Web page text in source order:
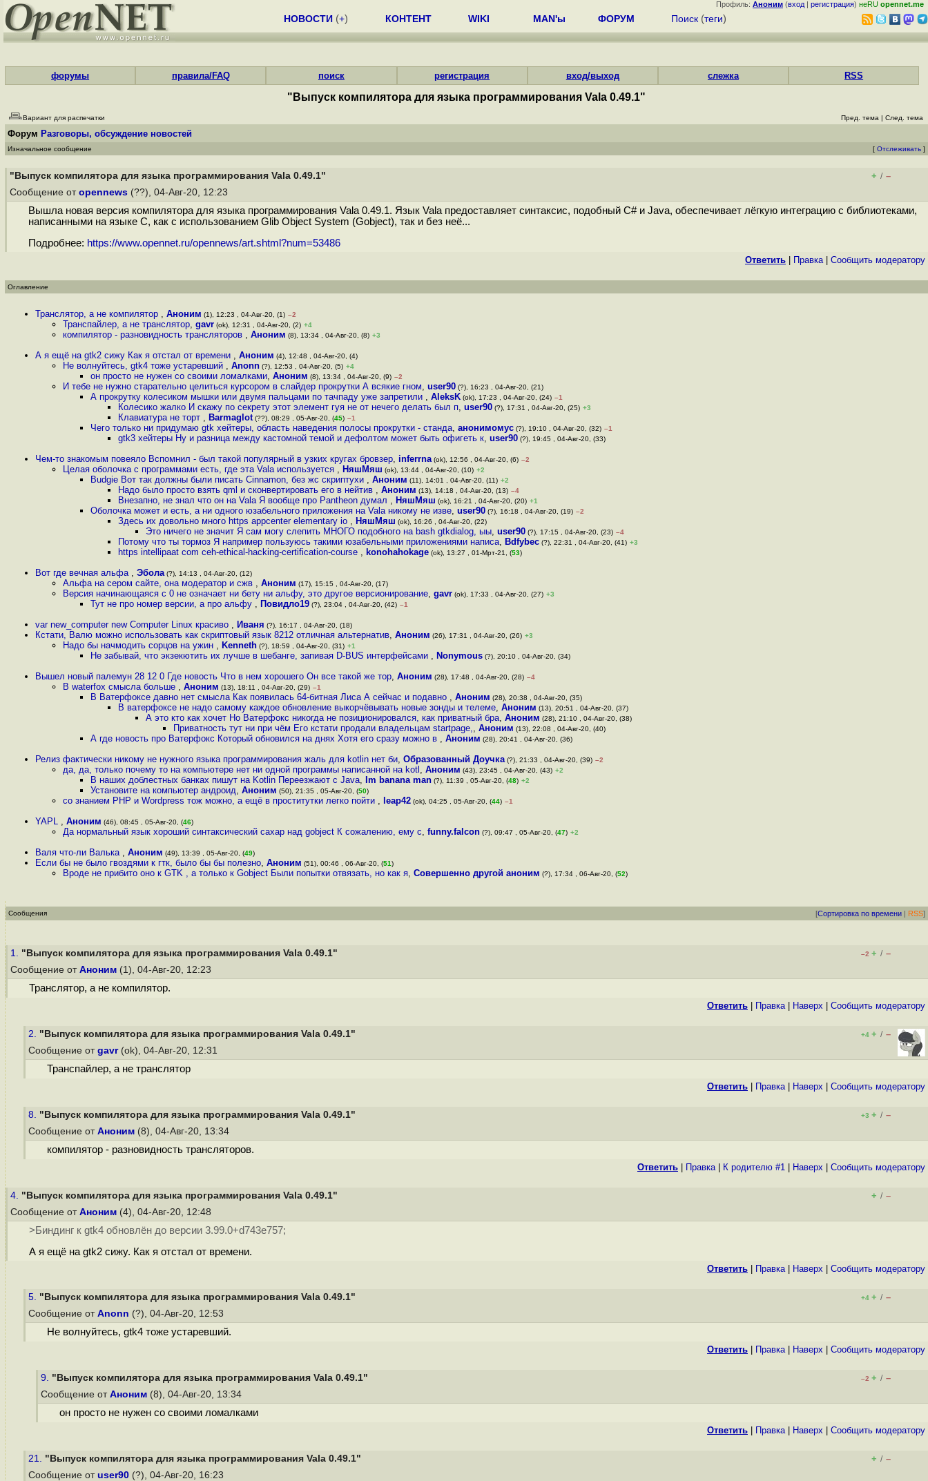
Профиль: Аноним (вход | регистрация) неRU opennet.me
НОВОСТИ (+) КОНТЕНТ WIKI MAN'ы ФОРУМ Поиск (теги)
форумы правила/FAQ поиск регистрация вход/выход слежка RSS
"Выпуск компилятора для языка программирования Vala 0.49.1"
Вариант для распечатки Пред. тема | След. тема
Форум Разговоры, обсуждение новостей
Изначальное сообщение [ Отслеживать ]
"Выпуск компилятора для языка программирования Vala 0.49.1" + / –
Сообщение от opennews (??), 04-Авг-20, 12:23
Вышла новая версия компилятора для языка программирования Vala 0.49.1. Язык Vala предоставляет синтаксис, подобный C# и Java, обеспечивает лёгкую интеграцию с библиотеками,
написанными на языке C, как с использованием Glib Object System (Gobject), так и без неё...
Подробнее: https://www.opennet.ru/opennews/art.shtml?num=53486
Ответить Правка| Cообщить модератору
Оглавление
Транслятор, а не компилятор , Аноним (1), 12:23 , 04-Авг-20, (1) –2
Транспайлер, а не транслятор, gavr (ok), 12:31 , 04-Авг-20, (2) +4
компилятор - разновидность трансляторов , Аноним (8), 13:34 , 04-Авг-20, (8) +3
А я ещё на gtk2 сижу Как я отстал от времени , Аноним (4), 12:48 , 04-Авг-20, (4)
Не волнуйтесь, gtk4 тоже устаревший , Anonn (?), 12:53 , 04-Авг-20, (5) +4
он просто не нужен со своими ломалками, Аноним (8), 13:34 , 04-Авг-20, (9) –2
И тебе не нужно старательно целиться курсором в слайдер прокрутки А всякие гном, user90 (?), 16:23 , 04-Авг-20, (21)
А прокрутку колесиком мышки или двумя пальцами по тачпаду уже запретили , AleksK (ok), 17:23 , 04-Авг-20, (24) –1
Колесико жалко И скажу по секрету этот элемент гуя не от нечего делать был п, user90 (?), 17:31 , 04-Авг-20, (25) +3
Клавиатура не торт , Barmaglot (??), 08:29 , 05-Авг-20, (45) –1
Чего только ни придумаю gtk хейтеры, область наведения полосы прокрутки - станда, анонимомус (?), 19:10 , 04-Авг-20, (32) –1
gtk3 хейтеры Ну и разница между кастомной темой и дефолтом может быть офигеть к, user90 (?), 19:45 , 04-Авг-20, (33)
Чем-то знакомым повеяло Вспомнил - был такой популярный в узких кругах бровзер, inferrna (ok), 12:56 , 04-Авг-20, (6) –2
Целая оболочка с программами есть, где эта Vala используется , НяшМяш (ok), 13:44 , 04-Авг-20, (10) +2
Budgie Вот так должны были писать Cinnamon, без жс скриптухи , Аноним (11), 14:01 , 04-Авг-20, (11) +2
Надо было просто взять qml и сконвертировать его в нейтив , Аноним (13), 14:18 , 04-Авг-20, (13) –4
Внезапно, не знал что он на Vala Я вообще про Pantheon думал , НяшМяш (ok), 16:21 , 04-Авг-20, (20) +1
Оболочка может и есть, а ни одного юзабельного приложения на Vala никому не изве, user90 (?), 16:18 , 04-Авг-20, (19) –2
Здесь их довольно много https appcenter elementary io , НяшМяш (ok), 16:26 , 04-Авг-20, (22)
Это ничего не значит Я сам могу слепить МНОГО подобного на bash gtkdialog, ыы, user90 (?), 17:15 , 04-Авг-20, (23) –4
Потому что ты тормоз Я например пользуюсь такими юзабельными приложениями написа, Bdfybec (?), 22:31 , 04-Авг-20, (41) +3
https intellipaat com ceh-ethical-hacking-certification-course , konohahokage (ok), 13:27 , 01-Мрт-21, (53)
Вот где вечная альфа , Эбола (?), 14:13 , 04-Авг-20, (12)
Альфа на сером сайте, она модератор и сжв , Аноним (17), 15:15 , 04-Авг-20, (17)
Версия начинающаяся с 0 не означает ни бету ни альфу, это другое версионирование, gavr (ok), 17:33 , 04-Авг-20, (27) +3
Тут не про номер версии, а про альфу , Повидло19 (?), 23:04 , 04-Авг-20, (42) –1
var new_computer new Computer Linux красиво , Иваня (?), 16:17 , 04-Авг-20, (18)
Кстати, Валю можно использовать как скриптовый язык 8212 отличная альтернатив, Аноним (26), 17:31 , 04-Авг-20, (26) +3
Надо бы начмодить сорцов на ужин , Kenneth (?), 18:59 , 04-Авг-20, (31) +1
Не забывай, что экзекютить их лучше в шебанге, запивая D-BUS интерфейсами , Nonymous (?), 20:10 , 04-Авг-20, (34)
Вышел новый палемун 28 12 0 Где новость Что в нем хорошего Он все такой же тор, Аноним (28), 17:48 , 04-Авг-20, (28) –4
В waterfox смысла больше , Аноним (13), 18:11 , 04-Авг-20, (29) –1
В Ватерфоксе давно нет смысла Как появилась 64-битная Лиса А сейчас и подавно , Аноним (28), 20:38 , 04-Авг-20, (35)
В ватерфоксе не надо самому каждое обновление выкорчёвывать новые зонды и телеме, Аноним (13), 20:51 , 04-Авг-20, (37)
А это кто как хочет Но Ватерфокс никогда не позиционировался, как приватный бра, Аноним (28), 21:10 , 04-Авг-20, (38)
Приватность тут ни при чём Его кстати продали владельцам startpage,, Аноним (13), 22:08 , 04-Авг-20, (40)
А где новость про Ватерфокс Который обновился на днях Хотя его сразу можно в , Аноним (28), 20:41 , 04-Авг-20, (36)
Релиз фактически никому не нужного языка программирования жаль для kotlin нет би, Образованный Доучка (?), 21:33 , 04-Авг-20, (39) –2
да, да, только почему то на компьютере нет ни одной программы написанной на kotl , Аноним (43), 23:45 , 04-Авг-20, (43) +2
В наших доблестных банках пишут на Kotlin Переезжают с Java, Im banana man (?), 11:39 , 05-Авг-20, (48) +2
Установите на компьютер андроид, Аноним (50), 21:35 , 05-Авг-20, (50)
со знанием PHP и Wordpress тож можно, а ещё в проститутки легко пойти , leap42 (ok), 04:25 , 05-Авг-20, (44) –1
YAPL , Аноним (46), 08:45 , 05-Авг-20, (46)
Да нормальный язык хороший синтаксический сахар над gobject К сожалению, ему с, funny.falcon (?), 09:47 , 05-Авг-20, (47) +2
Валя что-ли Валька , Аноним (49), 13:39 , 05-Авг-20, (49)
Если бы не было гвоздями к гтк, было бы бы полезно, Аноним (51), 00:46 , 06-Авг-20, (51)
Вроде не прибито оно к GTK , а только к Gobject Были попытки отвязать, но как я, Совершенно другой аноним (?), 17:34 , 06-Авг-20, (52)
Сообщения [Сортировка по времени | RSS]
1. "Выпуск компилятора для языка программирования Vala 0.49.1" –2 + / –
Сообщение от Аноним (1), 04-Авг-20, 12:23
Транслятор, а не компилятор.
Ответить Правка| Наверх Cообщить модератору
2. "Выпуск компилятора для языка программирования Vala 0.49.1" +4 + / –
Сообщение от gavr(ok), 04-Авг-20, 12:31
Транспайлер, а не транслятор
Ответить Правка| Наверх Cообщить модератору
8. "Выпуск компилятора для языка программирования Vala 0.49.1" +3 + / –
Сообщение от Аноним (8), 04-Авг-20, 13:34
компилятор - разновидность трансляторов.
Ответить Правка| К родителю #1 Наверх Cообщить модератору
4. "Выпуск компилятора для языка программирования Vala 0.49.1" + / –
Сообщение от Аноним (4), 04-Авг-20, 12:48
>Биндинг к gtk4 обновлён до версии 3.99.0+d743e757;
А я ещё на gtk2 сижу. Как я отстал от времени.
Ответить Правка| Наверх Cообщить модератору
5. "Выпуск компилятора для языка программирования Vala 0.49.1" +4 + / –
Сообщение от Anonn (?), 04-Авг-20, 12:53
Не волнуйтесь, gtk4 тоже устаревший.
Ответить Правка| Наверх Cообщить модератору
9. "Выпуск компилятора для языка программирования Vala 0.49.1" –2 + / –
Сообщение от Аноним (8), 04-Авг-20, 13:34
он просто не нужен со своими ломалками
Ответить Правка| Наверх Cообщить модератору
21. "Выпуск компилятора для языка программирования Vala 0.49.1" + / –
Сообщение от user90 (?), 04-Авг-20, 16:23